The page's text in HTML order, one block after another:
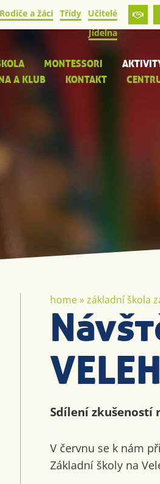
Rodiče a žáci Třídy
Učitelé
Jídelna
MONTESSORI
A KLUB
KONTAKT
home»základní škola
Sdílení zkušeností
V červnu se k nám
Základní školy na